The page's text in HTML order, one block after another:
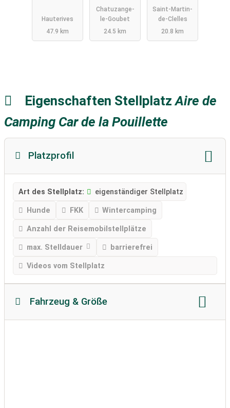
Hauterives
47.9 km
Chatuzange-
le-Goubet
24.5 km
Saint-Martin-
de-Clelles
20.8 km
Eigenschaften StellplatzAire de
Camping Car de la Pouillette
Platzprofil
Art des Stellplatz: eigenständiger Stellplatz
Hunde FKK Wintercamping
Anzahl der Reisemobilstellplätze
max. Stelldauer barrierefrei
Videos vom Stellplatz
Fahrzeug & Größe